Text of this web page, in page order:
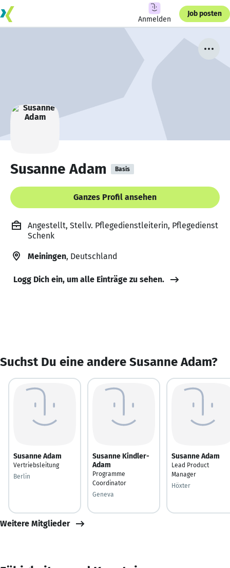
Anmelden
Job posten
Susanne Adam Basis
Ganzes Profil ansehen
Angestellt, Stellv. Pflegedienstleiterin, Pflegedienst
Schenk
Meiningen, Deutschland
Logg Dich ein, um alle Einträge zu sehen.
Suchst Du eine andere Susanne Adam?
Susanne Adam
Vertriebsleitung
Berlin
Susanne Kindler-
Adam
Programme
Coordinator
Geneva
Susanne Adam
Lead Product
Manager
Höxter
Weitere Mitglieder